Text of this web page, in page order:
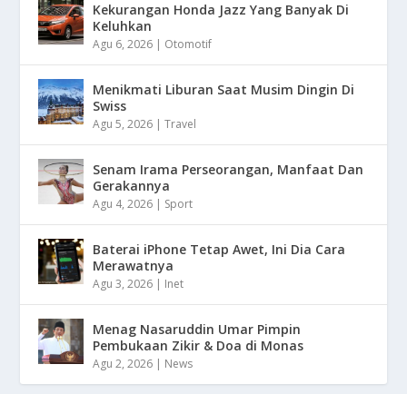
Kekurangan Honda Jazz Yang Banyak Di
Keluhkan
Agu 6, 2026 | Otomotif
Menikmati Liburan Saat Musim Dingin Di
Swiss
Agu 5, 2026 |Travel
Senam Irama Perseorangan, Manfaat Dan
Gerakannya
Agu 4, 2026 | Sport
Baterai iPhone Tetap Awet, Ini Dia Cara
Merawatnya
Agu 3, 2026 | Inet
Menag Nasaruddin Umar Pimpin
Pembukaan Zikir & Doa di Monas
Agu 2, 2026 | News